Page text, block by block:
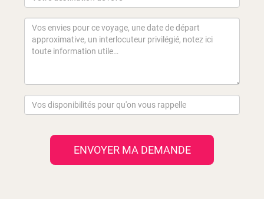
ENVOYER MA DEMANDE